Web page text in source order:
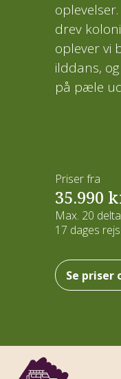
Nye rejser
Sommerferie
Garanterede
Rejs fra
Del værelse -
Centralasien
Europa
Kaukasus
Nordamerika
Oceanien
Sydamerika
Golfrejser
Rejser kun for
Rejser med
Pionérrejser
Fuglerejser
Rejs trygt
Hvordan er
Prispolitik
Forsikring
Job hos
Webinar
Foredrag og
Rejsegavekort
Rejsemagasin
drev
oplever vi
ilddans,
på pæle
Priser fra
35.990
Max. 20
17 dages
Se priser